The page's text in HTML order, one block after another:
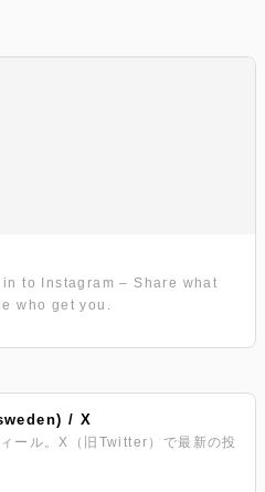
to Instagram – Share what
who get you.
/ X
ール。X（旧Twitter）で最新の投